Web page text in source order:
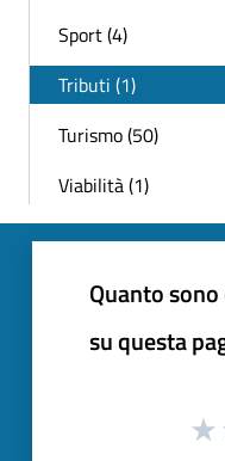
Sport (4)
Tributi (1)
Turismo (50)
Viabilità (1)
Quanto
su questa